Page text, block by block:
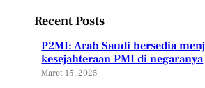
Recent Posts
P2MI: Arab Saudi bersedia
kesejahteraan PMI di negaranya
Maret 15, 2025